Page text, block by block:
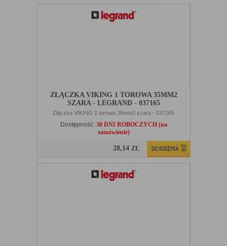
ZŁĄCZKA VIKING 1 TOROWA 35MM2
SZARA - LEGRAND - 037165
Złączka VIKING 1 torowa 35mm2 szara - 037165
Dostępność: 30 DNI ROBOCZYCH (na
zamówienie)
28,14ZŁ